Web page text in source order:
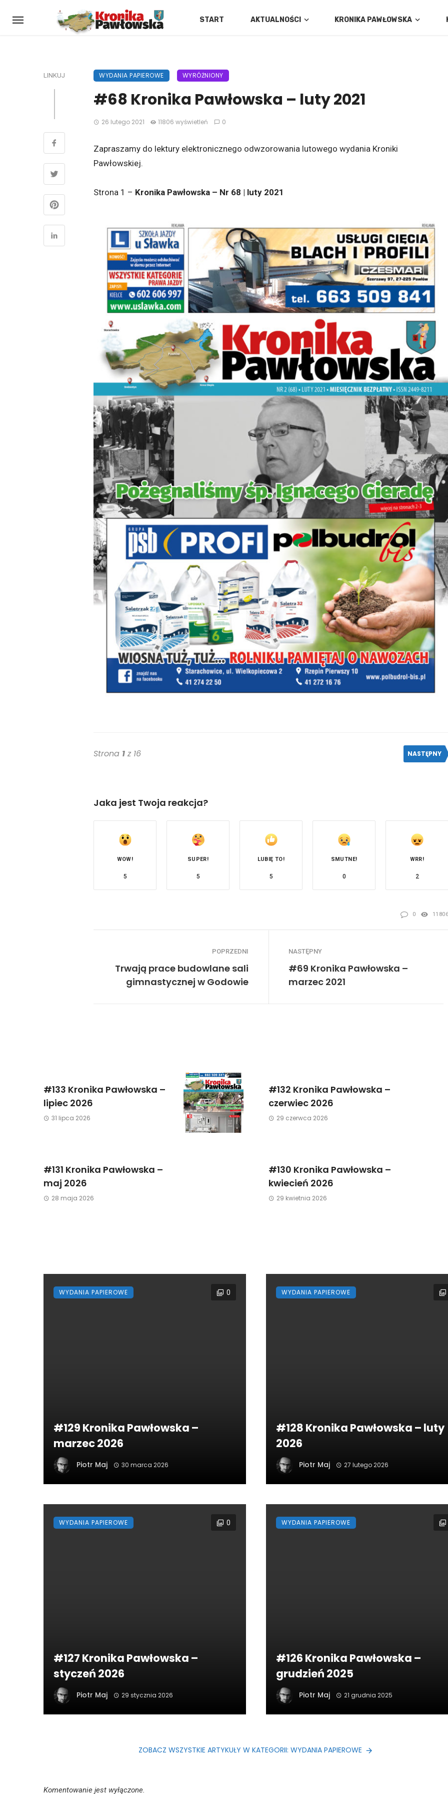
START AKTUALNOŚCI KRONIKA PAWŁOWSKA
LINKUJ WYDANIA PAPIEROWE WYRÓŻNIONY
#68 Kronika Pawłowska – luty 2021
26 lutego 2021 11806 wyświetleń 0
Zapraszamy do lektury elektronicznego odwzorowania lutowego wydania Kroniki
Pawłowskiej.
Strona 1 – Kronika Pawłowska – Nr 68 | luty 2021
Strona 1 z 16 NASTĘPNY
Jaka jest Twoja reakcja?
WOW!
5
SUPER!
5
LUBIĘ TO!
5
SMUTNE!
0
WRR!
2
0 11806
POPRZEDNI
Trwają prace budowlane sali
gimnastycznej w Godowie
NASTĘPNY
#69 Kronika Pawłowska –
marzec 2021
#133 Kronika Pawłowska –
lipiec 2026
31 lipca 2026
#132 Kronika Pawłowska –
czerwiec 2026
29 czerwca 2026
#131 Kronika Pawłowska –
maj 2026
28 maja 2026
#130 Kronika Pawłowska –
kwiecień 2026
29 kwietnia 2026
0
#129 Kronika Pawłowska –
marzec 2026
Piotr Maj 30 marca 2026
WYDANIA PAPIEROWE
#128 Kronika Pawłowska – luty
2026
Piotr Maj 27 lutego 2026
WYDANIA PAPIEROWE
0
#127 Kronika Pawłowska –
styczeń 2026
Piotr Maj 29 stycznia 2026
WYDANIA PAPIEROWE
#126 Kronika Pawłowska –
grudzień 2025
Piotr Maj 21 grudnia 2025
WYDANIA PAPIEROWE
ZOBACZ WSZYSTKIE ARTYKUŁY W KATEGORII: WYDANIA PAPIEROWE
Komentowanie jest wyłączone.